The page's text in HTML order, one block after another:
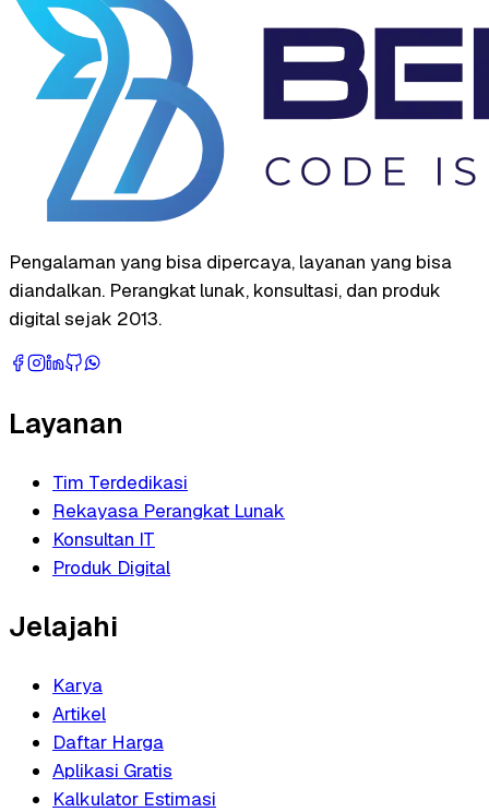
Pengalaman yang bisa dipercaya, layanan yang bisa
diandalkan. Perangkat lunak, konsultasi, dan produk
digital sejak 2013.
Layanan
Tim Terdedikasi
Rekayasa Perangkat Lunak
Konsultan IT
Produk Digital
Jelajahi
Karya
Artikel
Daftar Harga
Aplikasi Gratis
Kalkulator Estimasi